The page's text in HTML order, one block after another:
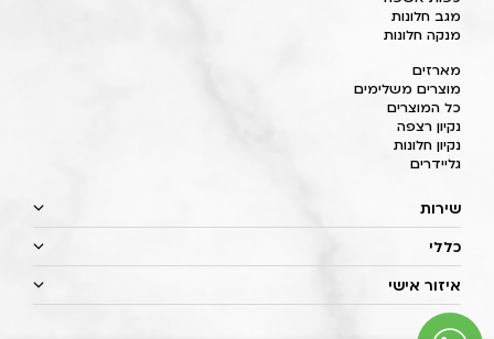
מגב חלונות
מנקה חלונות
מארזים
מוצרים משלימים
כל המוצרים
נקיון רצפה
נקיון חלונות
גליידרים
שירות
כללי
איזור אישי